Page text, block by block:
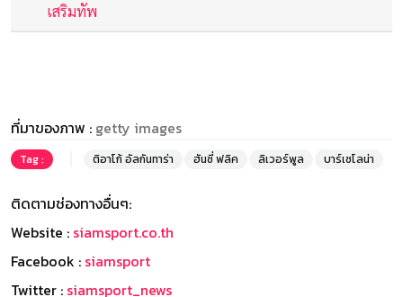
เสริมทัพ
ที่มาของภาพ : getty images
Tag : ติอาโก้ อัลกันทาร่า ฮันซี่ ฟลิค ลิเวอร์พูล บาร์เซโลน่า
ติดตามช่องทางอื่นๆ:
Website : siamsport.co.th
Facebook : siamsport
Twitter : siamsport_news